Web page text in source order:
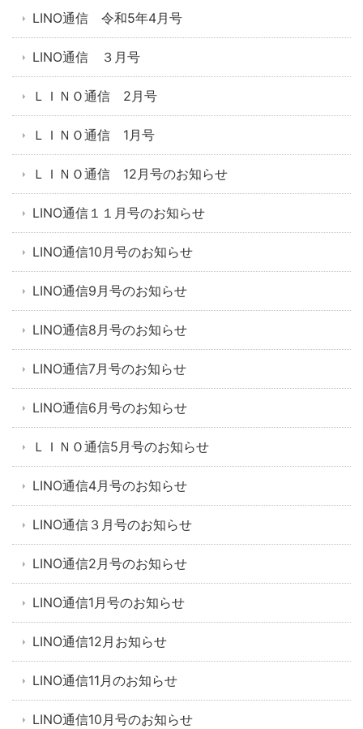
LINO通信 令和5年4月号
LINO通信 ３月号
ＬＩＮＯ通信 2月号
ＬＩＮＯ通信 1月号
ＬＩＮＯ通信 12月号のお知らせ
LINO通信１１月号のお知らせ
LINO通信10月号のお知らせ
LINO通信9月号のお知らせ
LINO通信8月号のお知らせ
LINO通信7月号のお知らせ
LINO通信6月号のお知らせ
ＬＩＮＯ通信5月号のお知らせ
LINO通信4月号のお知らせ
LINO通信３月号のお知らせ
LINO通信2月号のお知らせ
LINO通信1月号のお知らせ
LINO通信12月お知らせ
LINO通信11月のお知らせ
LINO通信10月号のお知らせ